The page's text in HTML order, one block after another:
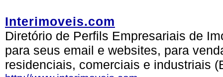
Interimoveis.com
Diretório de Perfils Empresariais de
para seus email e websites, para
residenciais, comerciais e industriais